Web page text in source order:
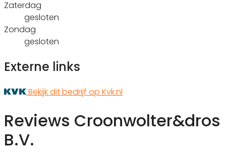
Zaterdag
gesloten
Zondag
gesloten
Externe links
Bekijk dit bedrijf op Kvk.nl
Reviews Croonwolter&dros
B.V.